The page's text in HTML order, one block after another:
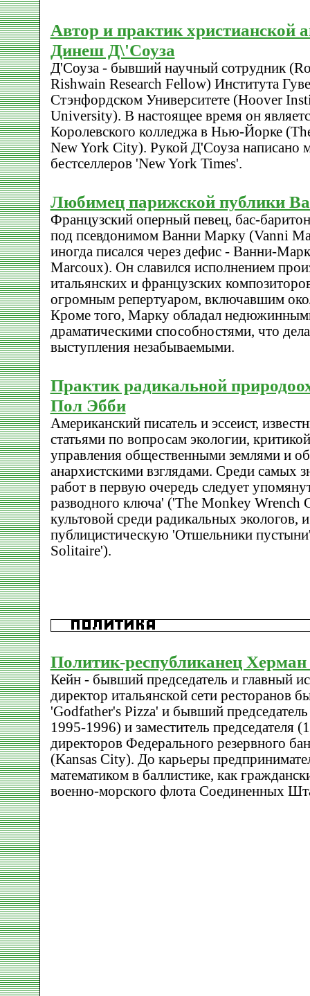
Автор и практик христианской
Динеш Д\'Соуза
Д'Соуза - бывший научный сотрудник
Rishwain Research Fellow) Института
Стэнфордском Университете (Hoover
University). В настоящее время он
Королевского колледжа в Нью-Йорке
New York City). Рукой Д'Соуза написано
бестселлеров 'New York Times'.
Любимец парижской публики
Французский оперный певец, бас-
под псевдонимом Ванни Марку (Vanni
иногда писался через дефис - Ванни-
Marcoux). Он славился исполнением
итальянских и французских
огромным репертуаром, включавшим
Кроме того, Марку обладал
драматическими способностями, что
выступления незабываемыми.
Практик радикальной
Пол Эбби
Американский писатель и эссеист,
статьями по вопросам экологии,
управления общественными землями и
анархистскими взглядами. Среди самых
работ в первую очередь следует
разводного ключа' ('The Monkey Wrench
культовой среди радикальных экологов,
публицистическую 'Отшельники
Solitaire').
Политик-республиканец
Кейн - бывший председатель и главный
директор итальянской сети ресторанов
'Godfather's Pizza' и бывший
1995-1996) и заместитель председателя
директоров Федерального резервного
(Kansas City). До карьеры
математиком в баллистике, как
военно-морского флота Соединенных